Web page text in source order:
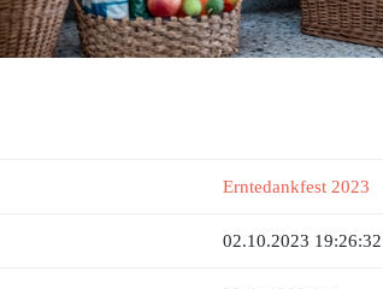
Erntedankfest 2023
02.10.2023 19:26:32